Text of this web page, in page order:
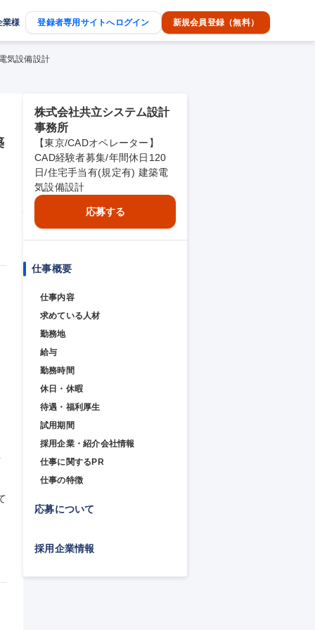
業様 登録者専用サイトへログイン 新規会員登録（無料）
気設備設計
株式会社共立システム設計
事務所
【東京/CADオペレーター】
CAD経験者募集/年間休日120
日/住宅手当有(規定有) 建築電
気設備設計
応募する
仕事概要
仕事内容
求めている人材
勤務地
給与
勤務時間
休日・休暇
待遇・福利厚生
試用期間
採用企業・紹介会社情報
仕事に関するPR
仕事の特徴
応募について
採用企業情報